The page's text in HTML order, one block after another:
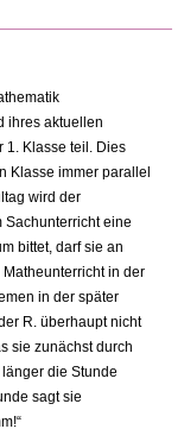
ihres aktuellen
1. Klasse teil. Dies
Klasse immer parallel
wird der
Sachunterricht eine
bittet, darf sie an
in der
in der später
R. überhaupt nicht
sie zunächst durch
die Stunde
sagt sie